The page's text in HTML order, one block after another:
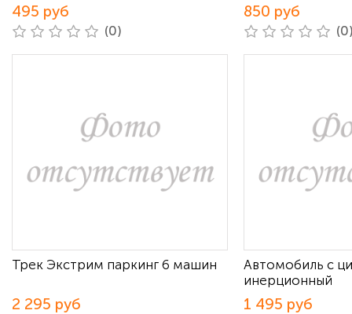
495 руб
(0)
850 руб
Трек Экстрим паркинг 6 машин
2 295 руб
Автомобиль с
инерционный
1 495 руб